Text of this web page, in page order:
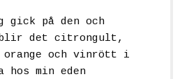
gick på den och
det citrongult,
och vinrött i
min eden